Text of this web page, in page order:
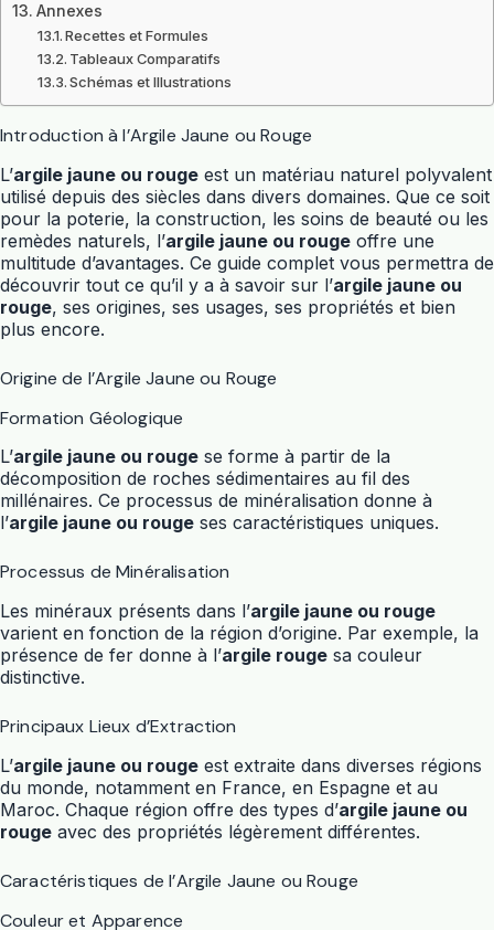
Annexes
Recettes et Formules
Tableaux Comparatifs
Schémas et Illustrations
Introduction à l’Argile Jaune ou Rouge
L’argile jaune ou rouge est un matériau naturel polyvalent
utilisé depuis des siècles dans divers domaines. Que ce soit
pour la poterie, la construction, les soins de beauté ou les
remèdes naturels, l’argile jaune ou rouge offre une
multitude d’avantages. Ce guide complet vous permettra de
découvrir tout ce qu’il y a à savoir sur l’argile jaune ou
rouge, ses origines, ses usages, ses propriétés et bien
plus encore.
Origine de l’Argile Jaune ou Rouge
Formation Géologique
L’argile jaune ou rouge se forme à partir de la
décomposition de roches sédimentaires au fil des
millénaires. Ce processus de minéralisation donne à
l’argile jaune ou rouge ses caractéristiques uniques.
Processus de Minéralisation
Les minéraux présents dans l’argile jaune ou rouge
varient en fonction de la région d’origine. Par exemple, la
présence de fer donne à l’argile rouge sa couleur
distinctive.
Principaux Lieux d’Extraction
L’argile jaune ou rouge est extraite dans diverses régions
du monde, notamment en France, en Espagne et au
Maroc. Chaque région offre des types d’argile jaune ou
rouge avec des propriétés légèrement différentes.
Caractéristiques de l’Argile Jaune ou Rouge
Couleur et Apparence